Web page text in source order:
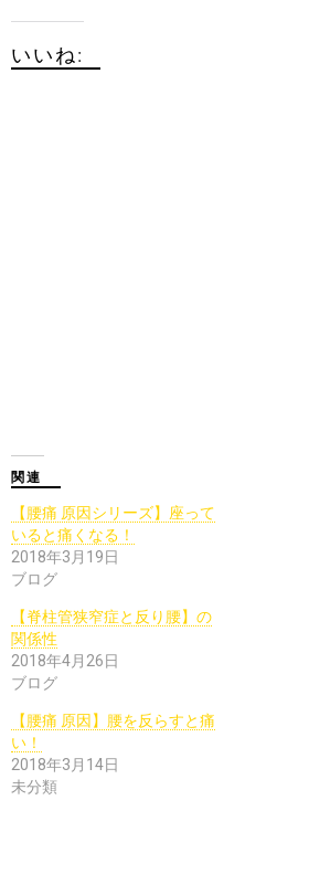
いいね:
関連
【腰痛 原因シリーズ】座って
いると痛くなる！
2018年3月19日
ブログ
【脊柱管狭窄症と反り腰】の
関係性
2018年4月26日
ブログ
【腰痛 原因】腰を反らすと痛
い！
2018年3月14日
未分類